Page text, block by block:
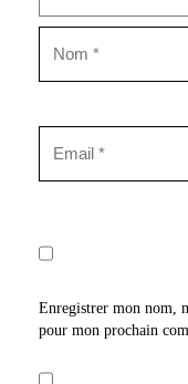
Enregistrer mon nom,
pour mon prochain